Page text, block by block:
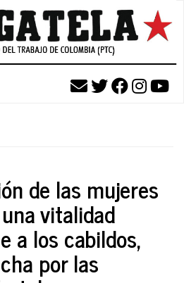
de las mujeres
vitalidad
a los cabildos,
por las